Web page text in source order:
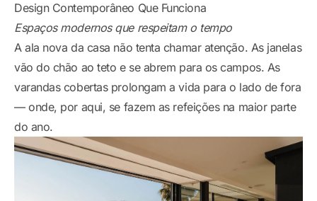
Design Contemporâneo Que Funciona
Espaços modernos que respeitam o tempo
A ala nova da casa não tenta chamar atenção. As janelas
vão do chão ao teto e se abrem para os campos. As
varandas cobertas prolongam a vida para o lado de fora
— onde, por aqui, se fazem as refeições na maior parte
do ano.